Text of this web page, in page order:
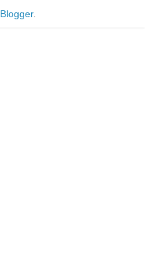
Blogger.